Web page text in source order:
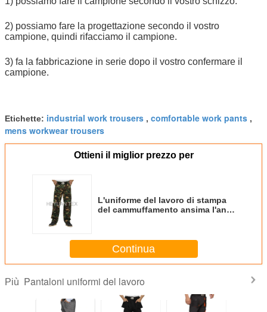
2) possiamo fare la progettazione secondo il vostro
campione, quindi rifacciamo il campione.
3) fa la fabbricazione in serie dopo il vostro confermare il
campione.
Etichette: industrial work trousers , comfortable work pants ,
mens workwear trousers
Ottieni il miglior prezzo per
L'uniforme del lavoro di stampa
del cammuffamento ansima l'anti
Continua
Più Pantaloni uniformi del lavoro